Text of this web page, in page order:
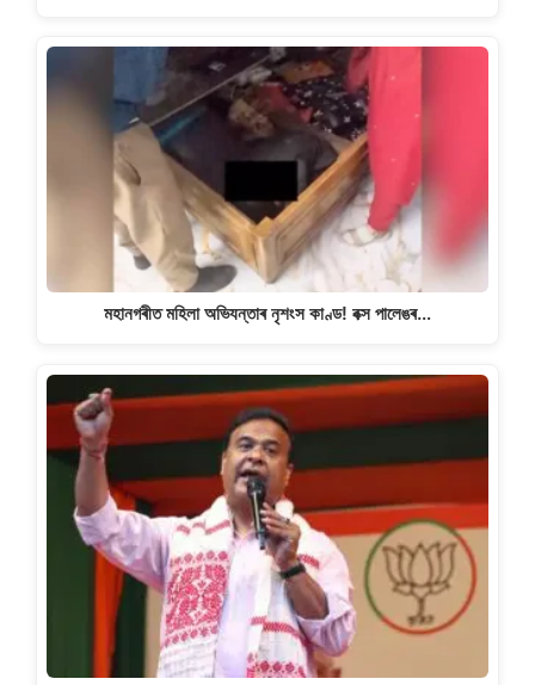
মহানগৰীত মহিলা অভিযন্তাৰ নৃশংস কাণ্ড! বক্স পালেঙৰ…